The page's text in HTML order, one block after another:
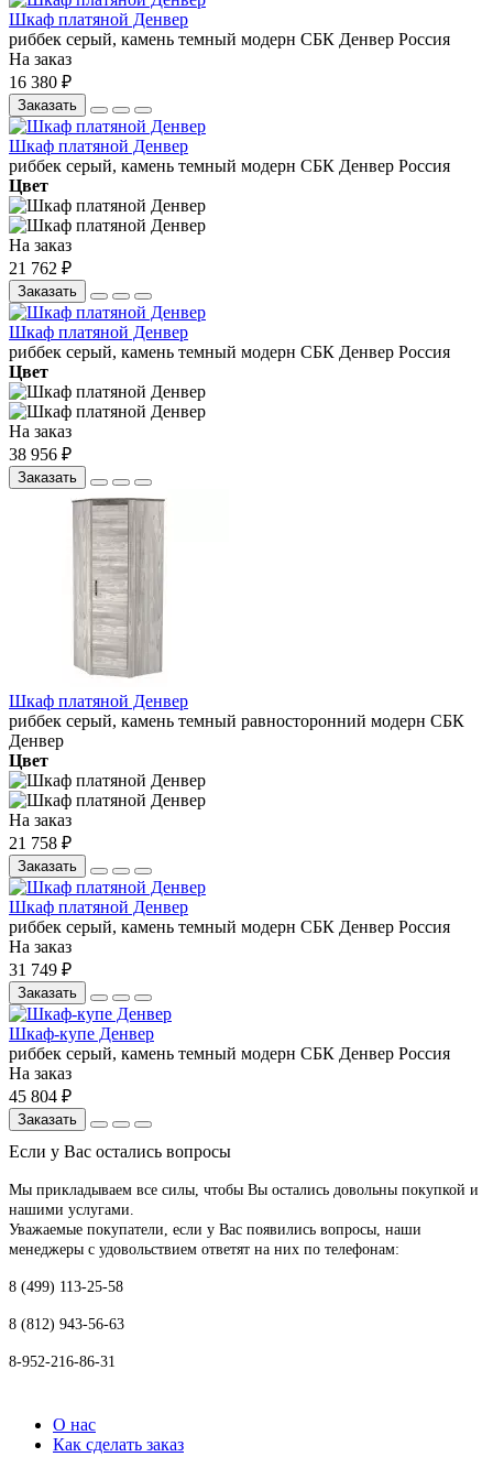
Шкаф платяной Денвер
риббек серый, камень темный модерн СБК Денвер Россия
На заказ
16 380 ₽
Заказать
Шкаф платяной Денвер
риббек серый, камень темный модерн СБК Денвер Россия
Цвет
На заказ
21 762 ₽
Заказать
Шкаф платяной Денвер
риббек серый, камень темный модерн СБК Денвер Россия
Цвет
На заказ
38 956 ₽
Заказать
Шкаф платяной Денвер
риббек серый, камень темный равносторонний модерн СБК
Денвер
Цвет
На заказ
21 758 ₽
Заказать
Шкаф платяной Денвер
риббек серый, камень темный модерн СБК Денвер Россия
На заказ
31 749 ₽
Заказать
Шкаф-купе Денвер
риббек серый, камень темный модерн СБК Денвер Россия
На заказ
45 804 ₽
Заказать
Если у Вас остались вопросы
Мы прикладываем все силы, чтобы Вы остались довольны покупкой и
нашими услугами.
Уважаемые покупатели, если у Вас появились вопросы, наши
менеджеры с удовольствием ответят на них по телефонам:
8 (499) 113-25-58
8 (812) 943-56-63
8-952-216-86-31
О нас
Как сделать заказ